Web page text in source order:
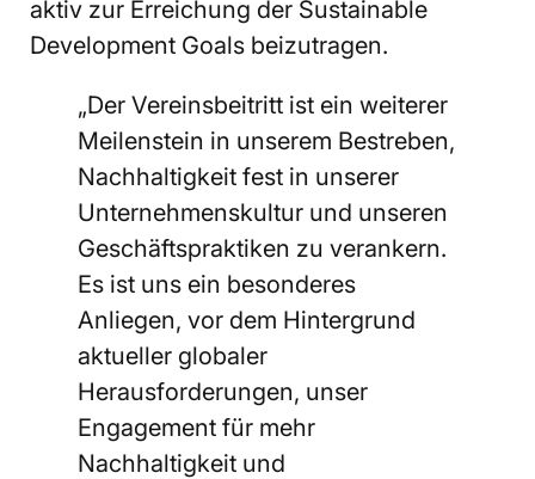
aktiv zur Erreichung der Sustainable
Development Goals beizutragen.
„Der Vereinsbeitritt ist ein weiterer
Meilenstein in unserem Bestreben,
Nachhaltigkeit fest in unserer
Unternehmenskultur und unseren
Geschäftspraktiken zu verankern.
Es ist uns ein besonderes
Anliegen, vor dem Hintergrund
aktueller globaler
Herausforderungen, unser
Engagement für mehr
Nachhaltigkeit und